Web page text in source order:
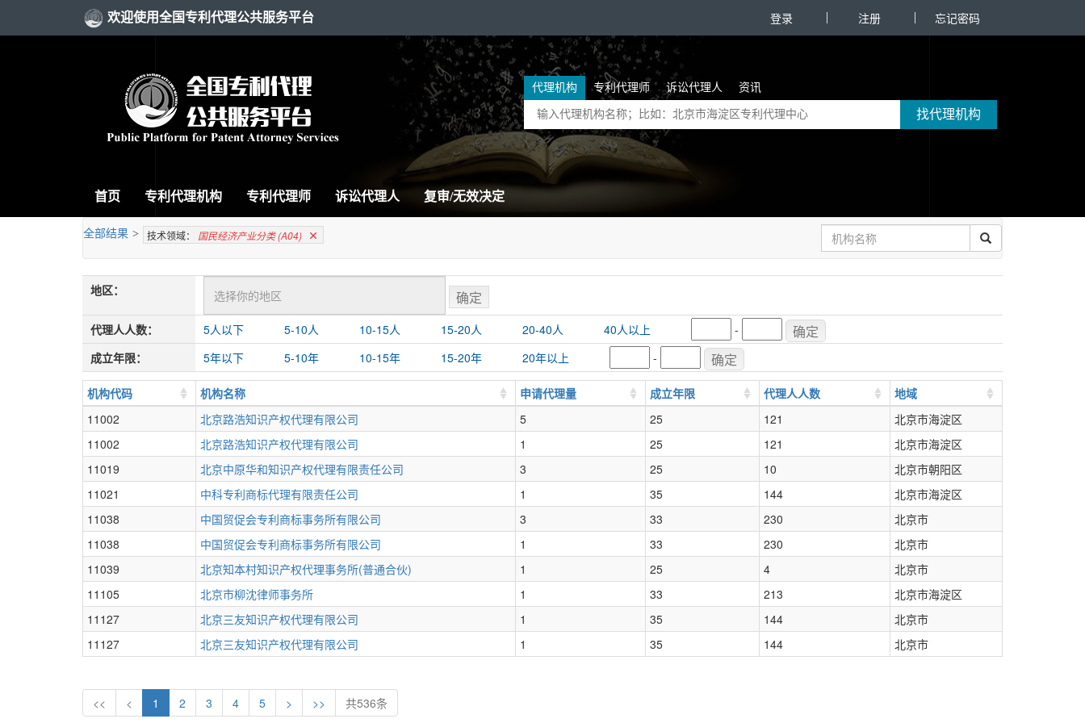
欢迎使用全国专利代理公共服务平台 登录 注册 忘记密码
代理机构 专利代理师 诉讼代理人 资讯
找代理机构
首页 专利代理机构 专利代理师 诉讼代理人 复审/无效决定
全部结果 > 技术领域： 国民经济产业分类 (A04)
地区：
代理人人数： 5人以下 5-10人 10-15人 15-20人 20-40人 40人以上
-
成立年限：
5年以下 5-10年 10-15年 15-20年 20年以上 -
机构代码 机构名称 申请代理量 成立年限 代理人人数
地域
11002
北京路浩知识产权代理有限公司 5 25 121
北京市海淀区
11002
北京路浩知识产权代理有限公司 1 25 121
北京市海淀区
11019
北京中原华和知识产权代理有限责任公司 3 25 10
北京市朝阳区
11021
中科专利商标代理有限责任公司 1 35 144
北京市海淀区
11038
中国贸促会专利商标事务所有限公司 3 33 230
北京市
11038
中国贸促会专利商标事务所有限公司 1 33 230
北京市
11039
北京知本村知识产权代理事务所(普通合伙) 1 25 4
北京市
11105
北京市柳沈律师事务所 1 33 213
北京市海淀区
11127
北京三友知识产权代理有限公司 1 35 144
北京市
11127
北京三友知识产权代理有限公司 1 35 144 北京市
<< < 1 2 3 4 5 > >> 共536条